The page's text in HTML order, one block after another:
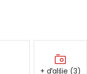
+ ďalšie (3)